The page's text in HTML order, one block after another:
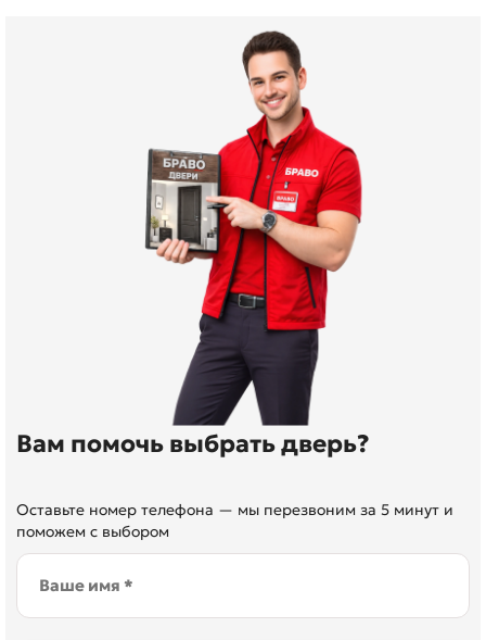
Вам помочь выбрать дверь?
Оставьте номер телефона — мы перезвоним за 5 минут и
поможем с выбором